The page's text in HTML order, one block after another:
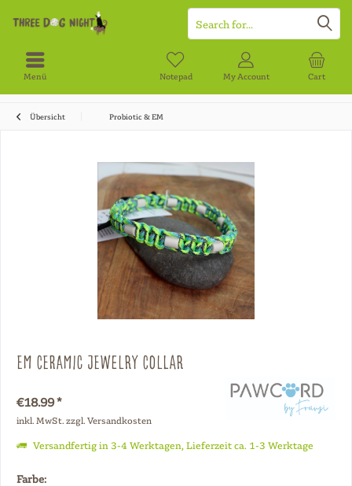
Menü Cart
Notepad My Account
Übersicht Probiotic & EM
EM Ceramic Jewelry Collar
€18.99 *
inkl. MwSt. zzgl. Versandkosten
Versandfertig in 3-4 Werktagen, Lieferzeit ca. 1-3 Werktage
Farbe: